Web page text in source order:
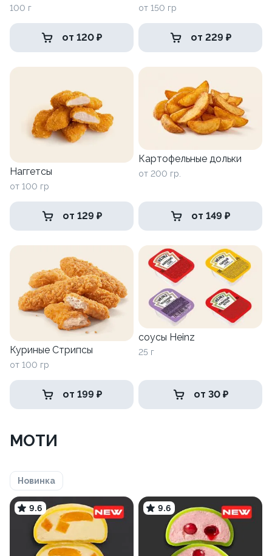
100 г
от 120 ₽
от 150 гр
от 229 ₽
Наггетсы
от 100 гр
от 129 ₽
Картофельные дольки
от 200 гр.
от 149 ₽
Куриные Стрипсы
от 100 гр
от 199 ₽
соусы Heinz
25 г
от 30 ₽
МОТИ
Новинка
9.6 9.6